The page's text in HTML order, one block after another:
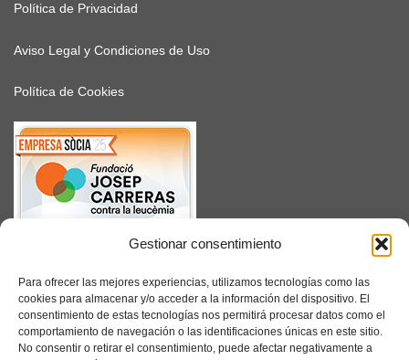
Gestionar consentimiento
Para ofrecer las mejores experiencias, utilizamos tecnologías como las
cookies para almacenar y/o acceder a la información del dispositivo. El
consentimiento de estas tecnologías nos permitirá procesar datos como el
comportamiento de navegación o las identificaciones únicas en este sitio.
No consentir o retirar el consentimiento, puede afectar negativamente a
Política de Privacidad
Aviso Legal y Condiciones de Uso
Política de Cookies
SUSCRÍBETE